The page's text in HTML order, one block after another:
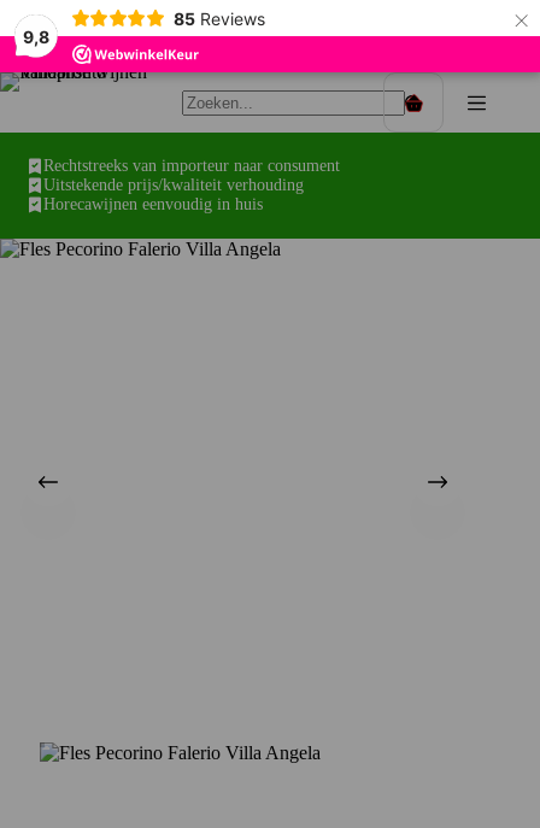
9,8
85 Reviews ×
Ga
Winkelwagen
Rechtstreeks van importeur naar consument
Uitstekende prijs/kwaliteit verhouding
Horecawijnen eenvoudig in huis